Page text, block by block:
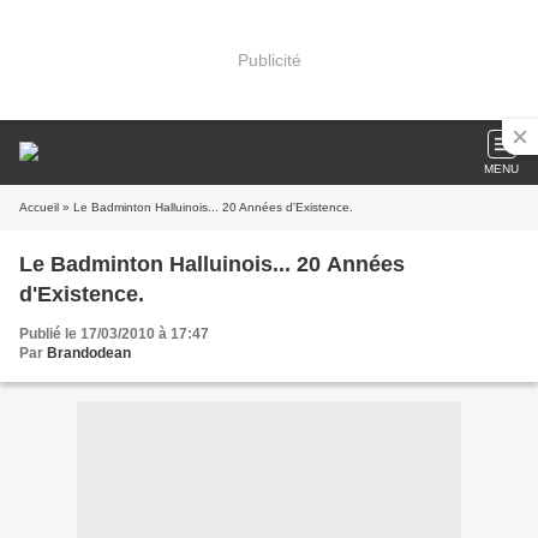
Publicité
MENU
Accueil » Le Badminton Halluinois... 20 Années d'Existence.
Le Badminton Halluinois... 20 Années
d'Existence.
Publié le 17/03/2010 à 17:47
Par Brandodean